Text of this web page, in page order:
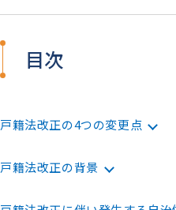
目次
戸籍法改正の4つの変更点
戸籍法改正の背景